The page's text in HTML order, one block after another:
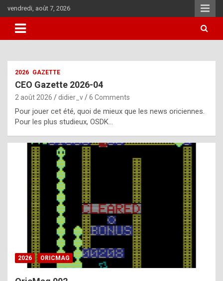
to
content
vendredi, août 7, 2026
i
u
l
y
d
i
ff
i
2026 GAZETTE
CEO Gazette 2026-04
2 août 2026 didier_v 6 Comments
Pour jouer cet été, quoi de mieux que les news oriciennes.
Pour les plus studieux, OSDK…
2026 ORICMAG